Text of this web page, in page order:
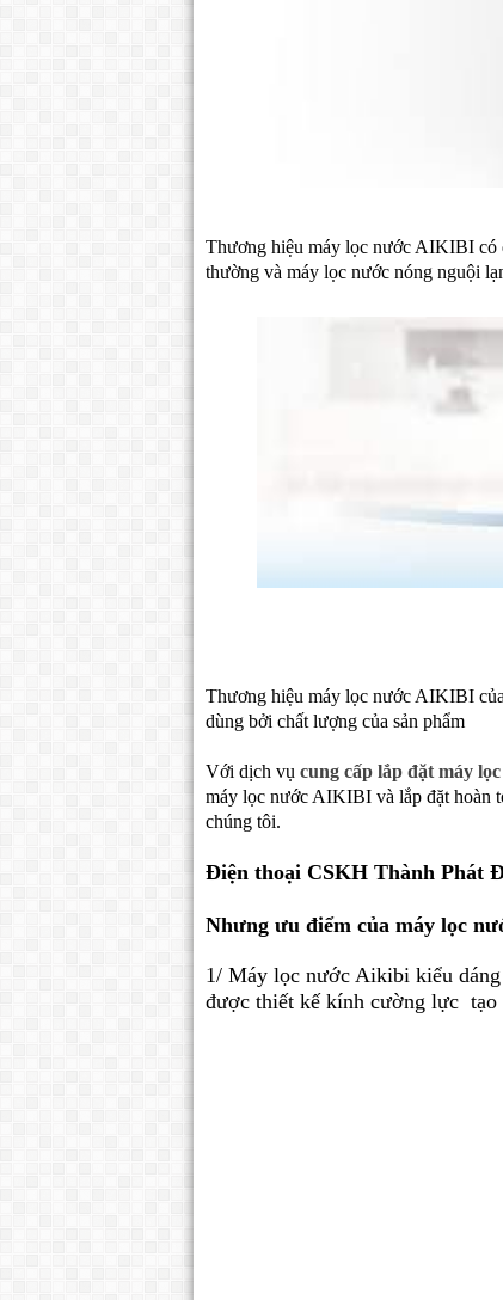
Thương hiệu máy lọc nước AIKIBI có
thường và máy lọc nước nóng nguội
Thương hiệu máy lọc nước AIKIBI
dùng bởi chất lượng của sản phẩm
Với dịch vụ cung cấp lắp đặt máy
máy lọc nước AIKIBI và lắp đặt hoàn
chúng tôi.
Điện thoại CSKH Thành Phát
Nhưng ưu điểm của máy lọc
1/ Máy lọc nước Aikibi kiểu
được thiết kế kính cường lực tạo